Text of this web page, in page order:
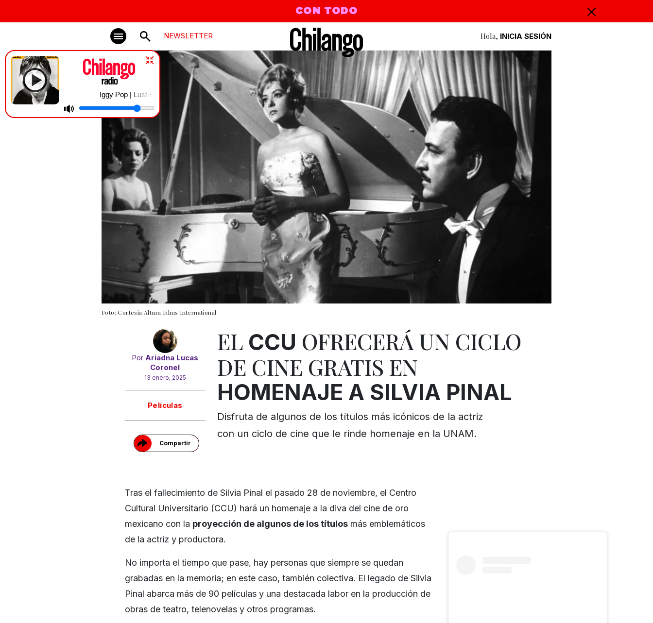
CON TODO
NEWSLETTER Hola, INICIA SESIÓN
Iggy Pop | Lust For Life
Foto: Cortesía Altura Films International
PorAriadna Lucas
Coronel
13 enero, 2025
Películas
Compartir
EL CCU OFRECERÁ UN CICLO
DE CINE GRATIS EN
HOMENAJE A SILVIA PINAL
Disfruta de algunos de los títulos más icónicos de la actriz
con un ciclo de cine que le rinde homenaje en la UNAM.
Tras el fallecimiento de Silvia Pinal el pasado 28 de noviembre, el Centro
Cultural Universitario (CCU) hará un homenaje a la diva del cine de oro
mexicano con la proyección de algunos de los títulos más emblemáticos
de la actriz y productora.
No importa el tiempo que pase, hay personas que siempre se quedan
grabadas en la memoria; en este caso, también colectiva. El legado de Silvia
Pinal abarca más de 90 películas y una destacada labor en la producción de
obras de teatro, telenovelas y otros programas.